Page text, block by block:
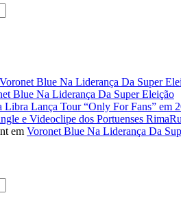
Voronet Blue Na Liderança Da Super
Blue Na Liderança Da Super Eleição
Libra Lança Tour “Only For Fans” em
e Videoclipe dos Portuenses
em Voronet Blue Na Liderança Da